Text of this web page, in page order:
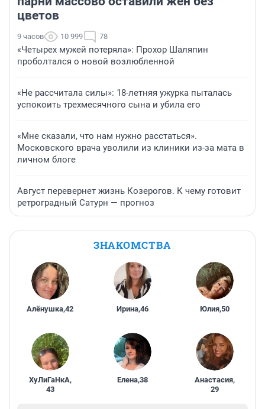
цветов
9 часов 10 999 78
«Четырех мужей потеряла»: Прохор Шаляпин
проболтался о новой возлюбленной
«Не рассчитала силы»: 18-летняя ужурка пыталась
успокоить трехмесячного сына и убила его
«Мне сказали, что нам нужно расстаться».
Московского врача уволили из клиники из-за мата в
личном блоге
Август перевернет жизнь Козерогов. К чему готовит
ретроградный Сатурн — прогноз
ЗНАКОМСТВА
Алёнушка,42 Ирина,46 Юлия,50
ХуЛиГаНкА,
43
Елена,38 Анастасия,
29